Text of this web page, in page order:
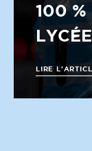
100 %
LIRE